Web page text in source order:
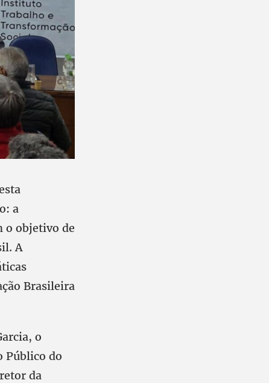
a
o objetivo de
A
Brasileira
o
Público do
da